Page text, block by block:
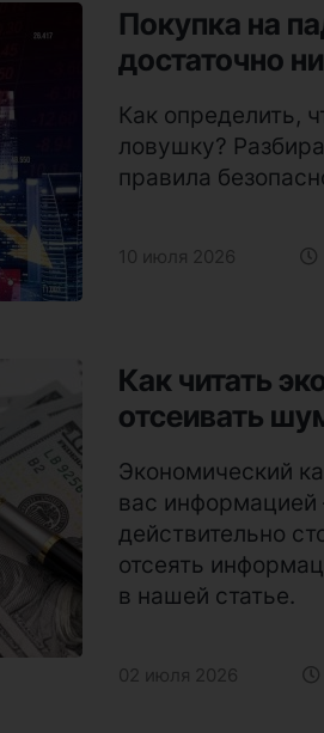
Покупка на
достаточно
Как определить,
ловушку?
правила
10 июля 2026
Как читать
отсеивать
Экономический
вас информацией
действительно
отсеять
в нашей статье.
02 июля 2026